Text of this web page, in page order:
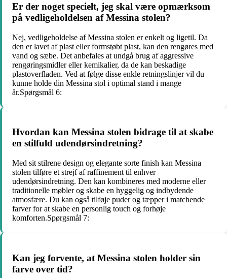
Er der noget specielt, jeg skal være opmærksom
på vedligeholdelsen af Messina stolen?
Nej, vedligeholdelse af Messina stolen er enkelt og ligetil. Da
den er lavet af plast eller formstøbt plast, kan den rengøres med
vand og sæbe. Det anbefales at undgå brug af aggressive
rengøringsmidler eller kemikalier, da de kan beskadige
plastoverfladen. Ved at følge disse enkle retningslinjer vil du
kunne holde din Messina stol i optimal stand i mange
år.Spørgsmål 6:
Hvordan kan Messina stolen bidrage til at skabe
en stilfuld udendørsindretning?
Med sit stilrene design og elegante sorte finish kan Messina
stolen tilføre et strejf af raffinement til enhver
udendørsindretning. Den kan kombineres med moderne eller
traditionelle møbler og skabe en hyggelig og indbydende
atmosfære. Du kan også tilføje puder og tæpper i matchende
farver for at skabe en personlig touch og forhøje
komforten.Spørgsmål 7:
Kan jeg forvente, at Messina stolen holder sin
farve over tid?